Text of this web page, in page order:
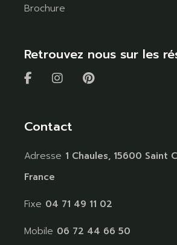
Brochure
Retrouvez nous sur les
Contact
Adresse 1 Chaules, 15600 Saint
France
Fixe 04 71 49 11 02
Mobile 06 72 44 66 50